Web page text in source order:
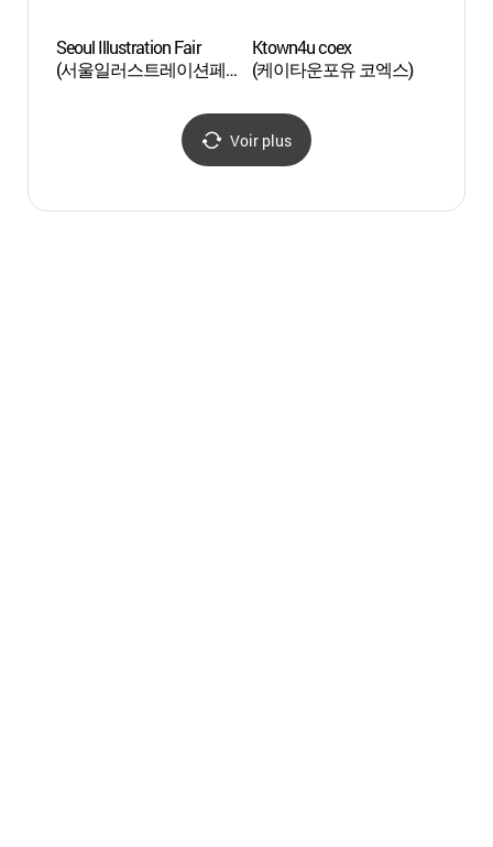
Seoul Illustration Fair
(서울일러스트레이션페
Ktown4u coex
(케이타운포유 코엑스)
Voir plus